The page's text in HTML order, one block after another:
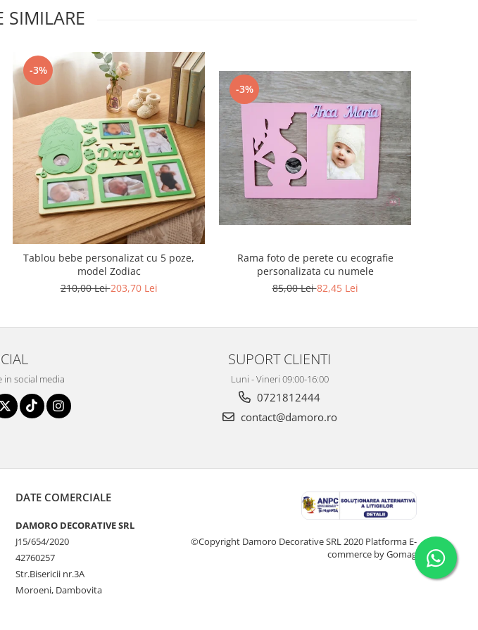
SIMILARE
-3%
Tablou bebe personalizat cu 5 poze,
model Zodiac
210,00 Lei203,70 Lei
-3%
Rama foto de perete cu ecografie
personalizata cu numele
85,00 Lei82,45 Lei
in social media
SUPORT CLIENTI
Luni - Vineri 09:00-16:00
0721812444
contact@damoro.ro
DATE COMERCIALE
DAMORO DECORATIVE SRL
J15/654/2020
42760257
Str.Bisericii nr.3A
Moroeni, Dambovita
©Copyright Damoro Decorative SRL 2020 Platforma E-
commerce by Gomag